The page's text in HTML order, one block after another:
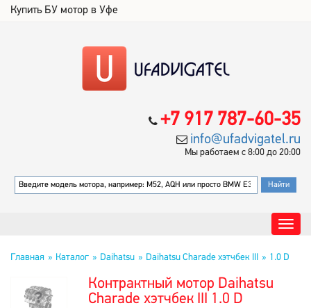
Купить БУ мотор в Уфе
+7 917 787-60-35
info@ufadvigatel.ru
Мы работаем с 8:00 до 20:00
Главная Каталог Daihatsu Daihatsu Charade хэтчбек III 1.0 D
Контрактный мотор Daihatsu
Charade хэтчбек III 1.0 D